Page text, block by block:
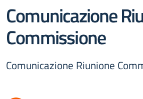
Comunicazione
Commissione
Comunicazione Riunione